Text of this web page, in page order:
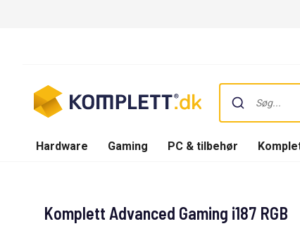
Hardware Gaming PC & tilbehør
Komplett Advanced Gaming i187 RGB